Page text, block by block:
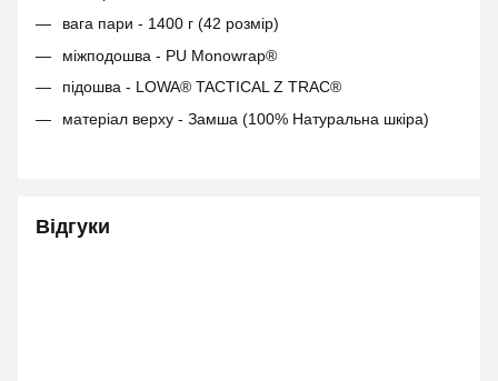
вага пари - 1400 г (42 розмір)
міжподошва - PU Monowrap®
підошва - LOWA® TACTICAL Z TRAC®
матеріал верху - Замша (100% Натуральна шкіра)
Відгуки